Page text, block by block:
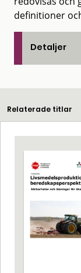
definitioner
Detaljer
Relaterade titlar